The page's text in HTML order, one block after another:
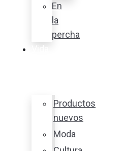
En
la
percha
Productos
nuevos
Moda